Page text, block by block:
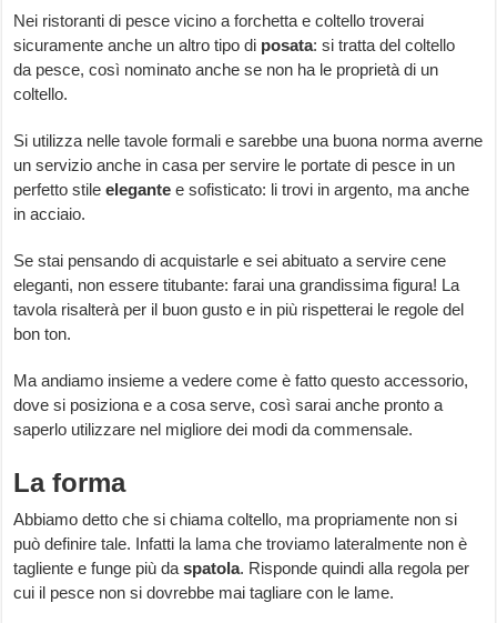
Nei ristoranti di pesce vicino a forchetta e coltello troverai
sicuramente anche un altro tipo di posata: si tratta del coltello
da pesce, così nominato anche se non ha le proprietà di un
coltello.
Si utilizza nelle tavole formali e sarebbe una buona norma averne
un servizio anche in casa per servire le portate di pesce in un
perfetto stileelegante e sofisticato: li trovi in argento, ma anche
in acciaio.
Se stai pensando di acquistarle e sei abituato a servire cene
eleganti, non essere titubante: farai una grandissima figura! La
tavola risalterà per il buon gusto e in più rispetterai le regole del
bon ton.
Ma andiamo insieme a vedere come è fatto questo accessorio,
dove si posiziona e a cosa serve, così sarai anche pronto a
saperlo utilizzare nel migliore dei modi da commensale.
La forma
Abbiamo detto che si chiama coltello, ma propriamente non si
può definire tale. Infatti la lama che troviamo lateralmente non è
tagliente e funge più daspatola. Risponde quindi alla regola per
cui il pesce non si dovrebbe mai tagliare con le lame.